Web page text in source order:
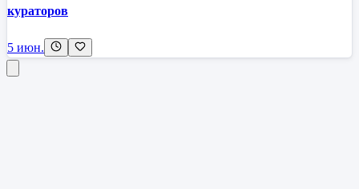
кураторов
5 июн.